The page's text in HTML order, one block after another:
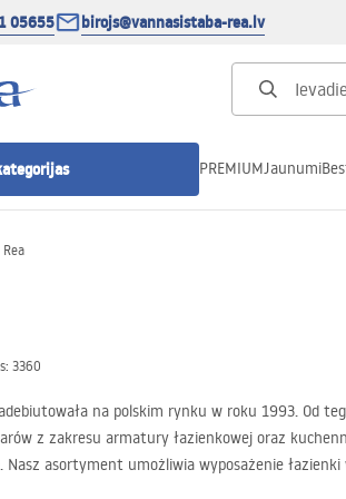
05655 birojs@vannasistaba-rea.lv
durvis
dušas notekas
PREMIUMJaunumi
Rea
3360
na polskim rynku w roku 1993. Od
z zakresu armatury łazienkowej oraz
Nasz asortyment umożliwia wyposażenie